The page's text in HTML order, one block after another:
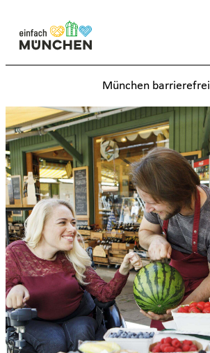
München barrierefrei